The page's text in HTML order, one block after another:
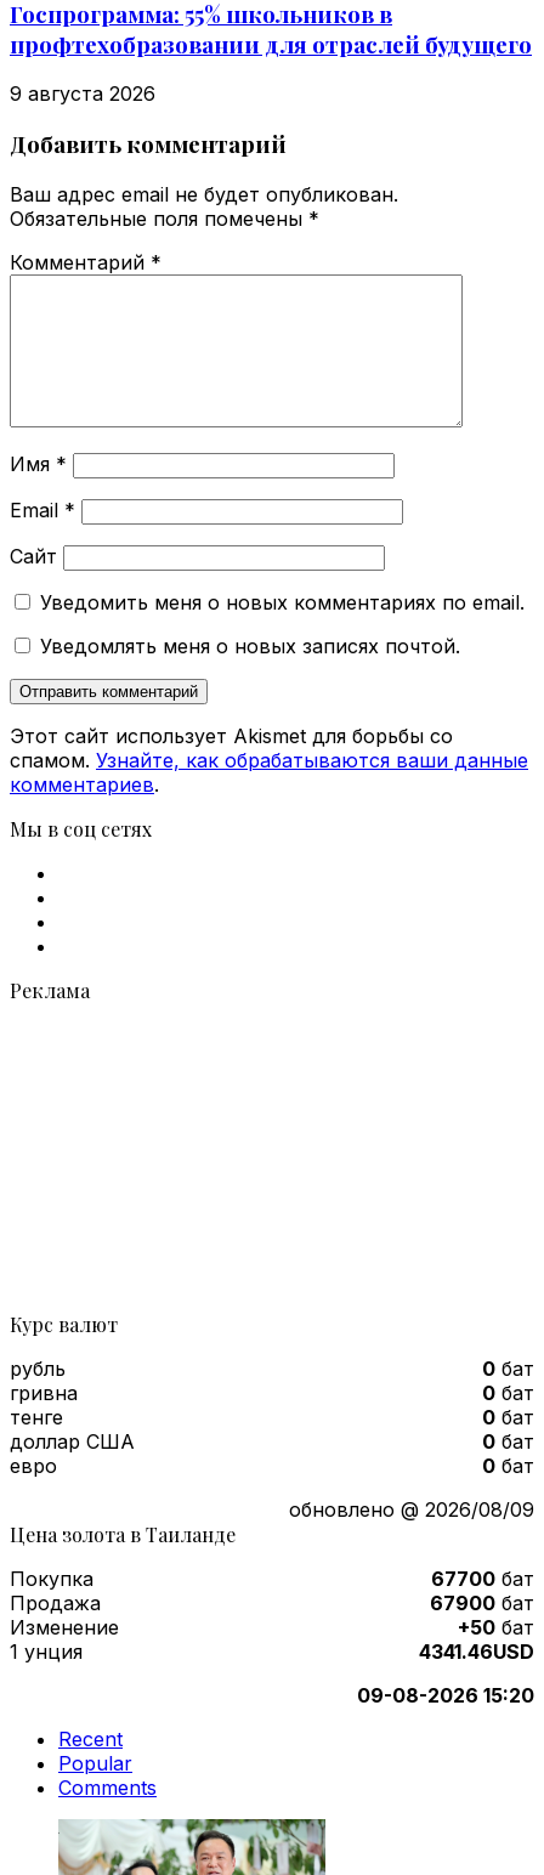
Госпрограмма: 55% школьников в
профтехобразовании для отраслей будущего
9 августа 2026
Добавить комментарий
Ваш адрес email не будет опубликован.
Обязательные поля помечены *
Комментарий *
Имя *
Email *
Сайт
Уведомить меня о новых комментариях по email.
Уведомлять меня о новых записях почтой.
Этот сайт использует Akismet для борьбы со
спамом. Узнайте, как обрабатываются ваши данные
комментариев.
Мы в соц сетях
Реклама
Курс валют
рубль 0 бат
гривна
0 бат
тенге
0 бат
доллар США
0 бат
евро
0 бат
обновлено @ 2026/08/09
Цена золота в Таиланде
Покупка 67700 бат
Продажа
67900 бат
Изменение
+50 бат
1 унция
4341.46USD
09-08-2026 15:20
Recent
Popular
Comments